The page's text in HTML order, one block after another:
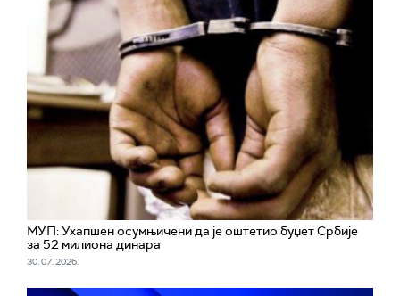
МУП: Ухапшен осумњичени да је оштетио буџет Србије
за 52 милиона динара
30. 07. 2026.